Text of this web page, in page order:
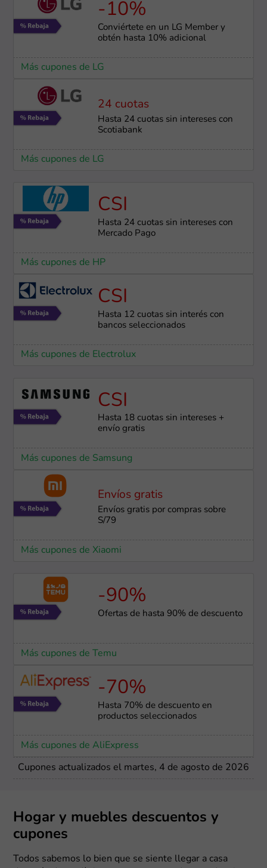
-10%
Conviértete en un LG Member y
obtén hasta 10% adicional
Más cupones de LG
24 cuotas
Hasta 24 cuotas sin intereses con
Scotiabank
Más cupones de LG
CSI
Hasta 24 cuotas sin intereses con
Mercado Pago
Más cupones de HP
CSI
Hasta 12 cuotas sin interés con
bancos seleccionados
Más cupones de Electrolux
CSI
Hasta 18 cuotas sin intereses +
envío gratis
Más cupones de Samsung
Envíos gratis
Envíos gratis por compras sobre
S/79
Más cupones de Xiaomi
-90%
Ofertas de hasta 90% de descuento
Más cupones de Temu
-70%
Hasta 70% de descuento en
productos seleccionados
Más cupones de AliExpress
Cupones actualizados el martes, 4 de agosto de 2026
Hogar y muebles descuentos y
cupones
Todos sabemos lo bien que se siente llegar a casa